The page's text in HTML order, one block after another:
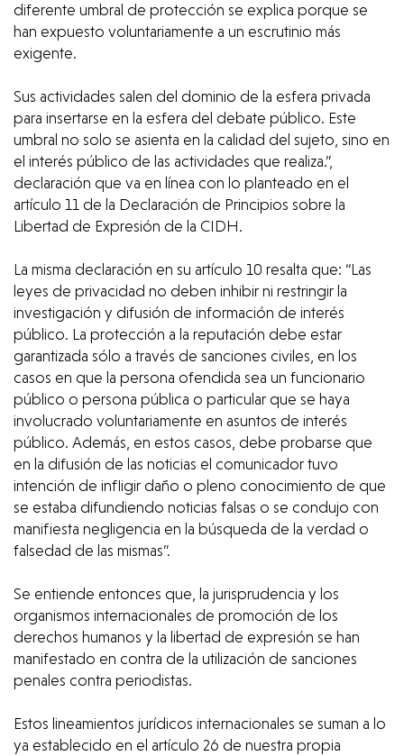
diferente umbral de protección se explica porque se
han expuesto voluntariamente a un escrutinio más
exigente.
Sus actividades salen del dominio de la esfera privada
para insertarse en la esfera del debate público. Este
umbral no solo se asienta en la calidad del sujeto, sino en
el interés público de las actividades que realiza.”,
declaración que va en línea con lo planteado en el
artículo 11 de la Declaración de Principios sobre la
Libertad de Expresión de la CIDH.
La misma declaración en su artículo 10 resalta que: “Las
leyes de privacidad no deben inhibir ni restringir la
investigación y difusión de información de interés
público. La protección a la reputación debe estar
garantizada sólo a través de sanciones civiles, en los
casos en que la persona ofendida sea un funcionario
público o persona pública o particular que se haya
involucrado voluntariamente en asuntos de interés
público. Además, en estos casos, debe probarse que
en la difusión de las noticias el comunicador tuvo
intención de infligir daño o pleno conocimiento de que
se estaba difundiendo noticias falsas o se condujo con
manifiesta negligencia en la búsqueda de la verdad o
falsedad de las mismas”.
Se entiende entonces que, la jurisprudencia y los
organismos internacionales de promoción de los
derechos humanos y la libertad de expresión se han
manifestado en contra de la utilización de sanciones
penales contra periodistas.
Estos lineamientos jurídicos internacionales se suman a lo
ya establecido en el artículo 26 de nuestra propia